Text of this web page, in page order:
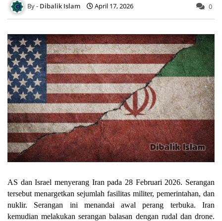
Dibalik Islam April 17, 2026 0
AS dan Israel menyerang Iran pada 28 Februari 2026. Serangan
tersebut menargetkan sejumlah fasilitas militer, pemerintahan, dan
nuklir. Serangan ini menandai awal perang terbuka. Iran
kemudian melakukan serangan balasan dengan rudal dan drone.